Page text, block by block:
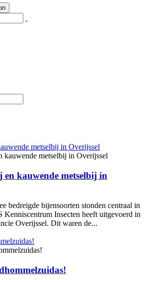
metselbij in Overijssel
en kauwende metselbij in
bedreigde bijensoorten stonden centraal in
Kenniscentrum Insecten heeft uitgevoerd in
Overijssel. Dit waren de...